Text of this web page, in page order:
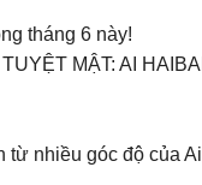
tháng 6 này!
MẬT: AI
nhiều góc độ của